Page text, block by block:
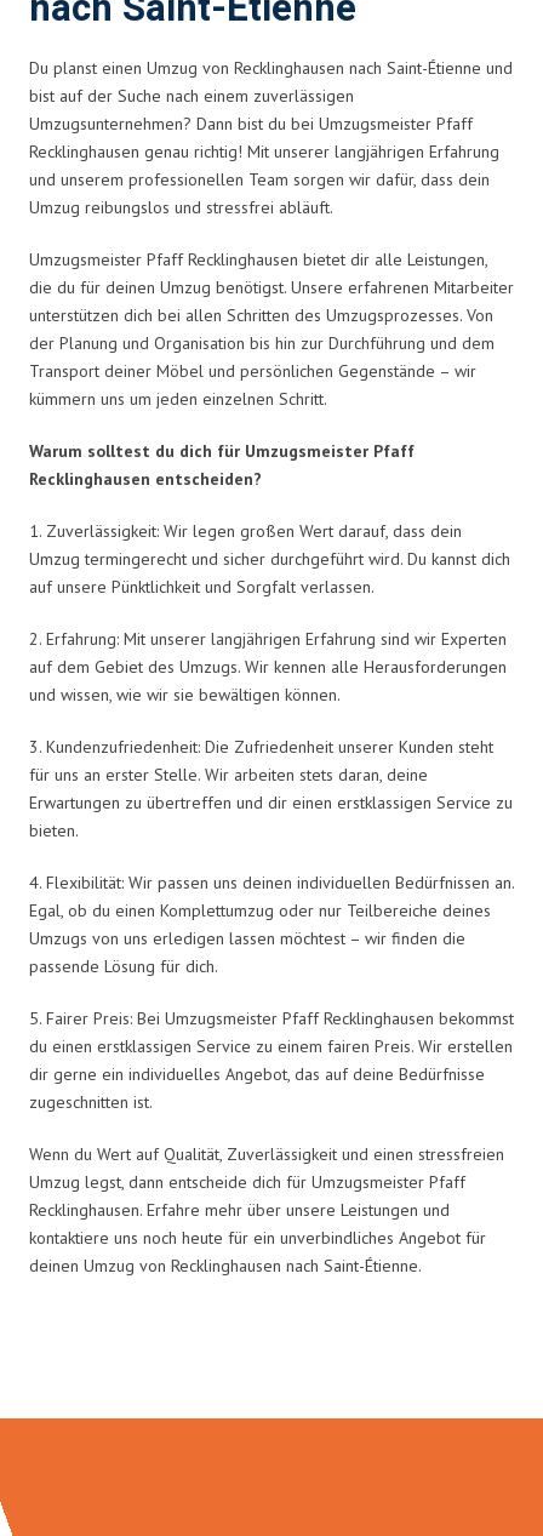
Du planst einen Umzug von Recklinghausen nach Saint-Étienne und
bist auf der Suche nach einem zuverlässigen
Umzugsunternehmen? Dann bist du bei Umzugsmeister Pfaff
Recklinghausen genau richtig! Mit unserer langjährigen Erfahrung
und unserem professionellen Team sorgen wir dafür, dass dein
Umzug reibungslos und stressfrei abläuft.
Umzugsmeister Pfaff Recklinghausen bietet dir alle Leistungen,
die du für deinen Umzug benötigst. Unsere erfahrenen Mitarbeiter
unterstützen dich bei allen Schritten des Umzugsprozesses. Von
der Planung und Organisation bis hin zur Durchführung und dem
Transport deiner Möbel und persönlichen Gegenstände – wir
kümmern uns um jeden einzelnen Schritt.
Warum solltest du dich für Umzugsmeister Pfaff
Recklinghausen entscheiden?
1. Zuverlässigkeit: Wir legen großen Wert darauf, dass dein
Umzug termingerecht und sicher durchgeführt wird. Du kannst dich
auf unsere Pünktlichkeit und Sorgfalt verlassen.
2. Erfahrung: Mit unserer langjährigen Erfahrung sind wir Experten
auf dem Gebiet des Umzugs. Wir kennen alle Herausforderungen
und wissen, wie wir sie bewältigen können.
3. Kundenzufriedenheit: Die Zufriedenheit unserer Kunden steht
für uns an erster Stelle. Wir arbeiten stets daran, deine
Erwartungen zu übertreffen und dir einen erstklassigen Service zu
bieten.
4. Flexibilität: Wir passen uns deinen individuellen Bedürfnissen an.
Egal, ob du einen Komplettumzug oder nur Teilbereiche deines
Umzugs von uns erledigen lassen möchtest – wir finden die
passende Lösung für dich.
5. Fairer Preis: Bei Umzugsmeister Pfaff Recklinghausen bekommst
du einen erstklassigen Service zu einem fairen Preis. Wir erstellen
dir gerne ein individuelles Angebot, das auf deine Bedürfnisse
zugeschnitten ist.
Wenn du Wert auf Qualität, Zuverlässigkeit und einen stressfreien
Umzug legst, dann entscheide dich für Umzugsmeister Pfaff
Recklinghausen. Erfahre mehr über unsere Leistungen und
kontaktiere uns noch heute für ein unverbindliches Angebot für
deinen Umzug von Recklinghausen nach Saint-Étienne.